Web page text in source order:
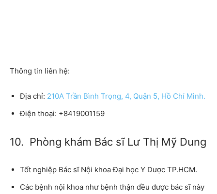
Thông tin liên hệ:
Địa chỉ: 210A Trần Bình Trọng, 4, Quận 5, Hồ Chí Minh.
Điện thoại: +8419001159
10. Phòng khám Bác sĩ Lư Thị Mỹ Dung
Tốt nghiệp Bác sĩ Nội khoa Đại học Y Dược TP.HCM.
Các bệnh nội khoa như bệnh thận đều được bác sĩ này